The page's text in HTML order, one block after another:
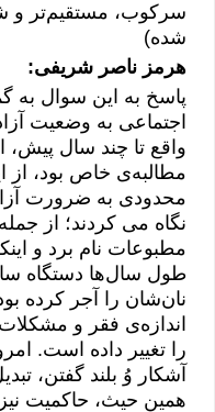
سرکوب، مستقیم‌تر و
شده)
هرمز ناصر شریفی:
پاسخ به این سوال به
اجتماعی به وضعیت
واقع تا چند سال پیش،
مطالبه‌ی خاص بود،
محدودی به ضرورت
نگاه می کردند؛ از
مطبوعات نام برد و
طول سال‌ها دستگاه
نان‌شان را آجر کرده
اندازه‌ی فقر و
را تغییر داده است.
آشکار وُ بلند گفتن،
همین حیث، حاکمیت